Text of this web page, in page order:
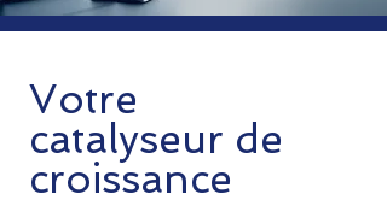
Votre
catalyseur de
croissance